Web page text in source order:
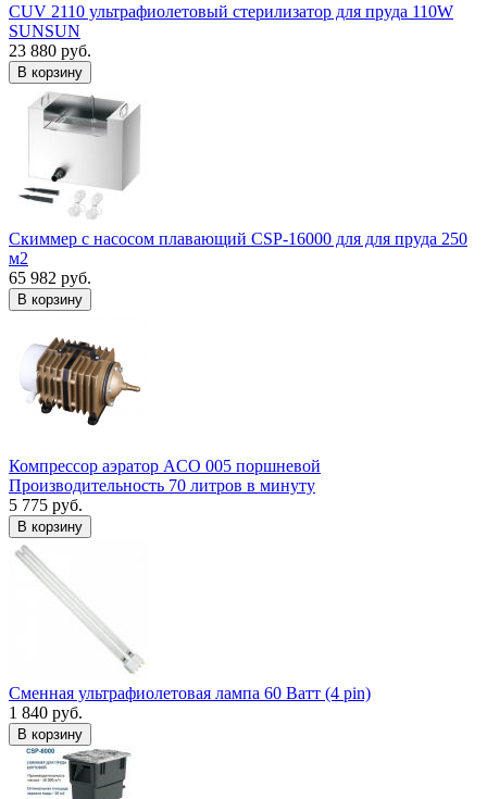
CUV 2110 ультрафиолетовый стерилизатор для пруда 110W
SUNSUN
23 880 руб.
В корзину
Скиммер с насосом плавающий CSP-16000 для для пруда 250
м2
65 982 руб.
В корзину
Компрессор аэратор ACO 005 поршневой
Производительность 70 литров в минуту
5 775 руб.
В корзину
Сменная ультрафиолетовая лампа 60 Ватт (4 pin)
1 840 руб.
В корзину